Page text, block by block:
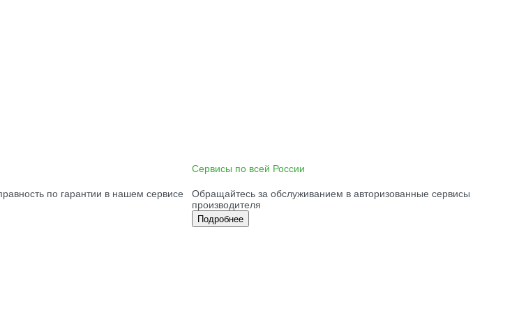
по гарантии в нашем сервисе
Сервисы по всей России
Обращайтесь за обслуживанием в авторизованные сервисы
производителя
Подробнее